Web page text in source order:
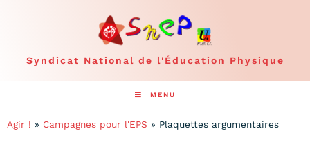
Syndicat National de l'Éducation Physique
MENU
Agir ! » Campagnes pour l'EPS » Plaquettes argumentaires